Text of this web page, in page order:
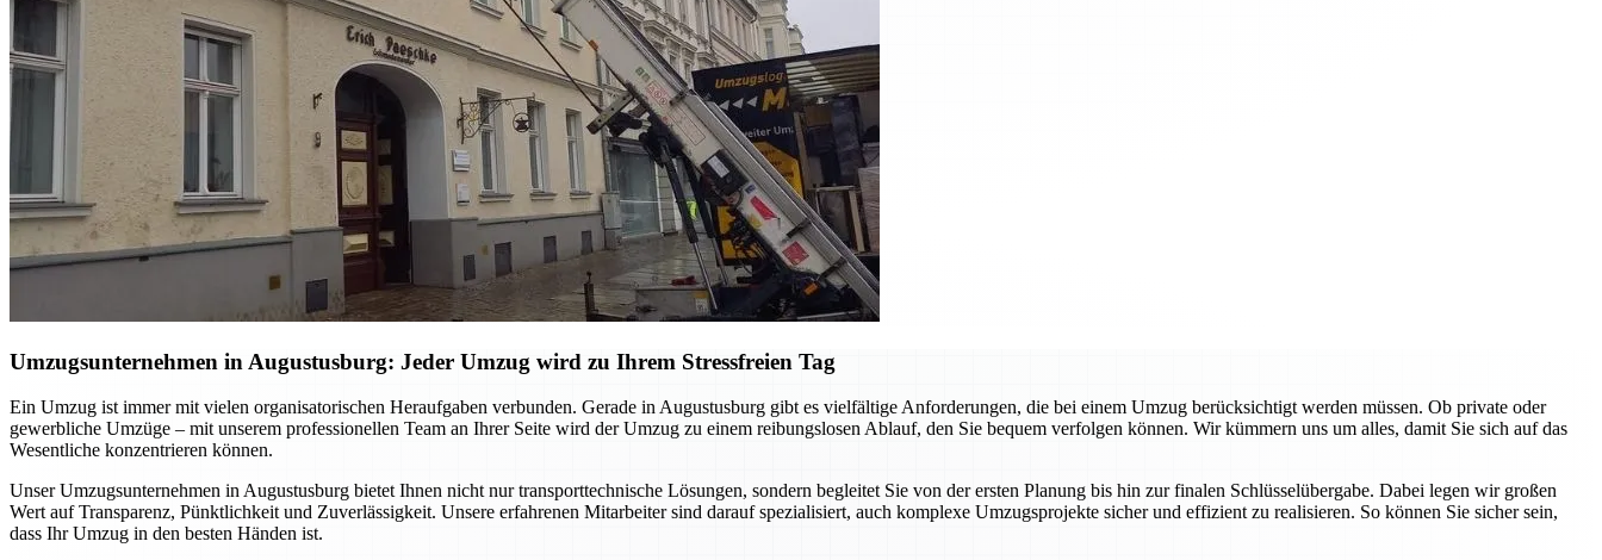
Umzugsunternehmen in Augustusburg: Jeder Umzug wird zu Ihrem Stressfreien Tag
Ein Umzug ist immer mit vielen organisatorischen Heraufgaben verbunden. Gerade in Augustusburg gibt es vielfältige Anforderungen, die bei einem Umzug berücksichtigt werden müssen. Ob private oder
gewerbliche Umzüge – mit unserem professionellen Team an Ihrer Seite wird der Umzug zu einem reibungslosen Ablauf, den Sie bequem verfolgen können. Wir kümmern uns um alles, damit Sie sich auf das
Wesentliche konzentrieren können.
Unser Umzugsunternehmen in Augustusburg bietet Ihnen nicht nur transporttechnische Lösungen, sondern begleitet Sie von der ersten Planung bis hin zur finalen Schlüsselübergabe. Dabei legen wir großen
Wert auf Transparenz, Pünktlichkeit und Zuverlässigkeit. Unsere erfahrenen Mitarbeiter sind darauf spezialisiert, auch komplexe Umzugsprojekte sicher und effizient zu realisieren. So können Sie sicher sein,
dass Ihr Umzug in den besten Händen ist.